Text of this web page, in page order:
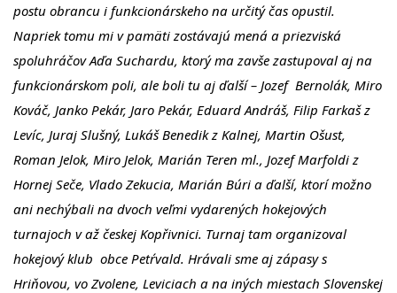
postu obrancu i funkcionárskeho na určitý čas opustil.
Napriek tomu mi v pamäti zostávajú mená a priezviská
spoluhráčov Aďa Suchardu, ktorý ma zavše zastupoval aj na
funkcionárskom poli, ale boli tu aj ďalší – Jozef Bernolák, Miro
Kováč, Janko Pekár, Jaro Pekár, Eduard Andráš, Filip Farkaš z
Levíc, Juraj Slušný, Lukáš Benedik z Kalnej, Martin Ošust,
Roman Jelok, Miro Jelok, Marián Teren ml., Jozef Marfoldi z
Hornej Seče, Vlado Zekucia, Marián Búri a ďalší, ktorí možno
ani nechýbali na dvoch veľmi vydarených hokejových
turnajoch v až českej Kopřivnici. Turnaj tam organizoval
hokejový klub obce Petŕvald. Hrávali sme aj zápasy s
Hriňovou, vo Zvolene, Leviciach a na iných miestach Slovenskej